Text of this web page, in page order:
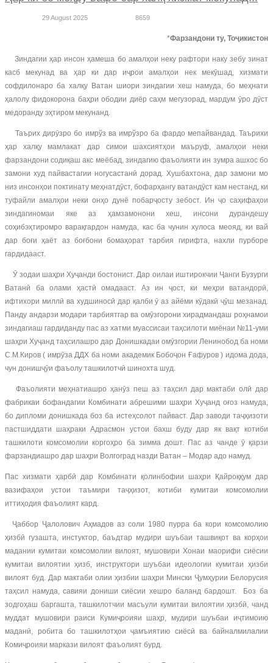
29 August 2025 8659
*Фарзандони ту, Тоҷикистон
Зиндагии ҳар инсон ҳамеша бо амалҳои неку рафтори наку зебу зинат
касб мекунад ва ҳар ки дар иҷрои амалҳои нек мекӯшад, хизмати
софдилонаро ба халқу Ватан шиори зиндагии хеш намуда, бо меҳнати
ҳалолу фидокорона баҳри ободии диёр саҳм мегузорад, мардум ӯро дӯст
медоранду эҳтиром мекунанд.
Таърих дирӯзро бо имрўз ва имрўзро ба фардо мепайвандад. Таърихи
ҳар халқу мамлакат дар симои шахсиятҳои маъруф, амалҳои неки
фарзандони содиқаш акс меёбад, зиндагию фаъолияти ин зумра ашхос бо
замони худ пайвастагии ногусастанӣ дорад. Хушбахтона, дар замони мо
низ инсонҳои поктинату меҳнатдӯст, бофарҳангу ватандӯст кам нестанд, ки
туфайли амалҳои неки онҳо дунё побарҷосту зебост. Ин ҷо саҳифаҳои
зиндагиномаи яке аз ҳамзамонони хеш, инсони дурандешу
соҳибэҳтиромро варақгардон намуда, кас ба чунин хулоса меояд, ки вай
дар боғи ҳаёт аз боғбони бомаҳорат тарбия гирифта, нахли пурборе
гардидааст.
Ӯ зодаи шаҳри Хуҷанди бостонист. Дар оилаи иштирокчии Ҷанги Бузурги
Ватанӣ ба олами ҳастӣ омадааст. Аз ин ҷост, ки меҳри ватандорӣ,
ифтихори миллӣ ва худшиносӣ дар қалби ӯ аз айёми кӯдакӣ ҷӯш мезанад.
Панду андарзи модари тарбиятгар ва омӯзгорони хирадмандаш роҳнамои
зиндагиаш гардиданду пас аз хатми муассисаи таҳсилоти миёнаи №11-уми
шаҳри Хуҷанд таҳсилашро дар Донишкадаи омӯзгории Ленинобод ба номи
С.М.Киров ( имрӯза ДДХ ба номи академик Бобоҷон Ғафуров ) идома дода,
чун донишҷӯи фаъолу ташкилотчӣ шинохта шуд.
Фаъолияти меҳнатиашро ҳанӯз пеш аз таҳсил дар мактаби олӣ дар
фабрикаи бофандагии Комбинати абрешими шаҳри Хуҷанд оғоз намуда,
бо дипломи донишкада боз ба истеҳсолот пайваст. Дар заводи таҷҳизоти
пастшиддати шаҳраки Адрасмон устои бахш буду дар як вақт котиби
ташкилоти комсомолии коргоҳро ба зимма дошт. Пас аз чанде ӯ қарзи
фарзандиашро дар шаҳри Волгоград назди Ватан – Модар адо намуд.
Пас хизмати ҳарбӣ дар Комбинати қолинбофии шаҳри Қайроққум дар
вазифаҳои устои таъмири таҷҳизот, котиби кумитаи комсомолии
иттиҳодия фаъолият кард.
Ҷаббор Ҷалолович Аҳмадов аз соли 1980 пурра ба кори комсомолию
ҳизбӣ гузашта, инстуктор, баъдтар мудири шуъбаи ташвиқот ва корҳои
мадании кумитаи комсомолии вилоят, мушовири Хонаи маорифи сиёсии
кумитаи вилоятии ҳизб, инструктори шуъбаи идеологии кумитаи ҳизби
вилоят буд. Дар мактаби олии ҳизбии шаҳри Мински Ҷумҳурии Белорусия
таҳсил намуда, савияи дониши сиёсии хешро баланд бардошт. Боз ба
зодгоҳаш баргашта, ташкилотчии масъули кумитаи вилоятии ҳизбӣ, чанд
муддат мушовири раиси Кумиҷроияи шаҳр, мудири шуъбаи иҷтимоию
маданӣ, робита бо ташкилотҳои ҷамъиятию сиёсӣ ва байналмилалии
Комиҷроияи маркази вилоят фаъолият бурд.